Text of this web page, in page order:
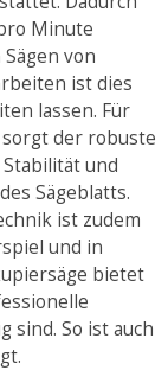
Minute
von
ist dies
lassen. Für
der robuste
und
Sägeblatts.
ist zudem
und in
bietet
sind. So ist auch